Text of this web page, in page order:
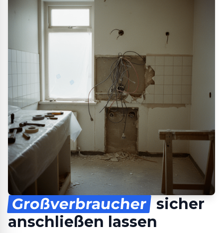
Großverbraucher sicher
anschließen lassen